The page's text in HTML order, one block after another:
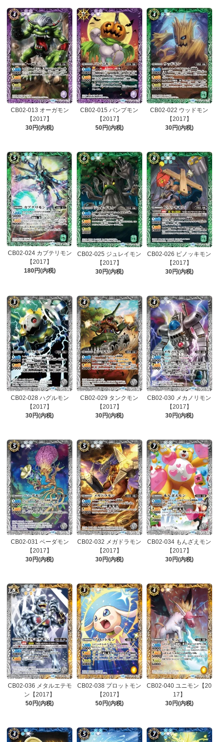
CB02-013 オーガモン
【2017】
30円(内税)
CB02-015 パンプモン
【2017】
50円(内税)
CB02-022 ウッドモン
【2017】
30円(内税)
CB02-024 カブテリモン
【2017】
180円(内税)
CB02-025 ジュレイモン
【2017】
30円(内税)
CB02-026 ピノッキモン
【2017】
30円(内税)
CB02-028 ハグルモン
【2017】
30円(内税)
CB02-029 タンクモン
【2017】
30円(内税)
CB02-030 メカノリモン
【2017】
30円(内税)
CB02-031 ベーダモン
【2017】
30円(内税)
CB02-032 メガドラモン
【2017】
30円(内税)
CB02-034 もんざえモン
【2017】
30円(内税)
CB02-036 メタルエテモ
ン【2017】
50円(内税)
CB02-038 プロットモン
【2017】
50円(内税)
CB02-040 ユニモン【20
17】
30円(内税)